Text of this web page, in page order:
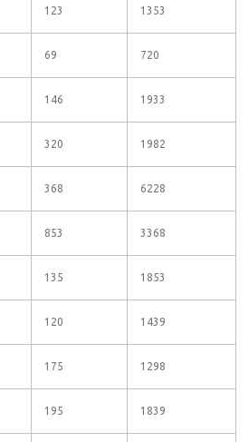
123 1353
69 720
146 1933
320 1982
368 6228
853 3368
135 1853
120 1439
175 1298
195 1839